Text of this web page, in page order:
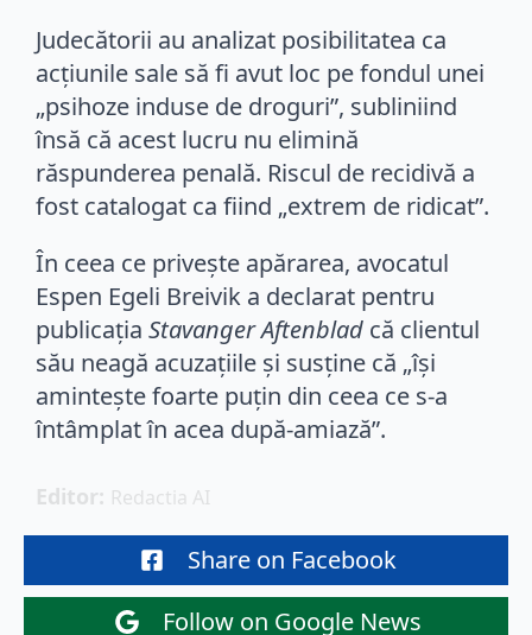
Judecătorii au analizat posibilitatea ca
acțiunile sale să fi avut loc pe fondul unei
„psihoze induse de droguri”, subliniind
însă că acest lucru nu elimină
răspunderea penală. Riscul de recidivă a
fost catalogat ca fiind „extrem de ridicat”.
În ceea ce privește apărarea, avocatul
Espen Egeli Breivik a declarat pentru
publicația Stavanger Aftenblad că clientul
său neagă acuzațiile și susține că „își
amintește foarte puțin din ceea ce s-a
întâmplat în acea după-amiază”.
Editor: Redactia AI
Share on Facebook
Follow on Google News